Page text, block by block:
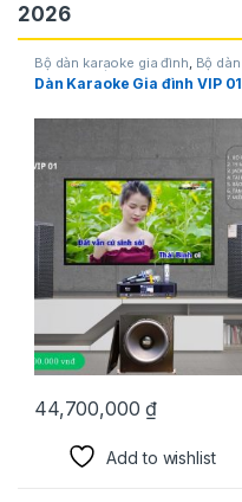
2026
Bộ dàn karaoke gia đình Bộ dàn
karaoke siêu hot
Dàn Karaoke Gia đình VIP 01
44,700,000₫
Add to wishlist